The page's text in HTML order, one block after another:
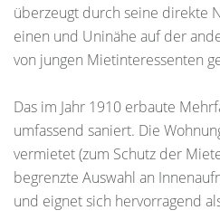
überzeugt durch seine direkte
einen und Uninähe auf der
von jungen Mietinteressenten
Das im Jahr 1910 erbaute
umfassend saniert. Die
vermietet (zum Schutz der
begrenzte Auswahl an
und eignet sich hervorragend